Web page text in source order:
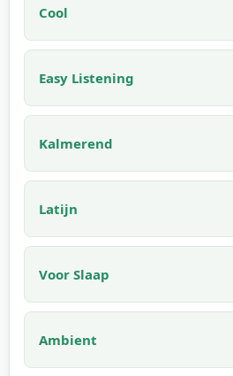
Cool
Easy Listening
Kalmerend
Latijn
Voor Slaap
Ambient